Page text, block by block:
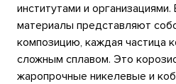
институтами и
материалы представляют
композицию, каждая частица
сложным сплавом. Это
жаропрочные никелевые и